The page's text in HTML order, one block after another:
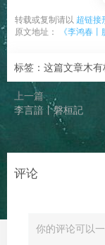
转载或复制请以 超链接
原文地址：
《李鸿春
标签：这篇文章木有
上一篇
李言諳丨磐桓記
评论